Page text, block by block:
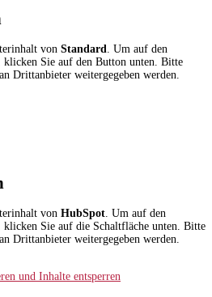
von Standard. Um auf den
Sie auf den Button unten. Bitte
Drittanbieter weitergegeben werden.
von HubSpot . Um auf den
Sie auf die Schaltfläche unten. Bitte
Drittanbieter weitergegeben werden.
und Inhalte entsperren